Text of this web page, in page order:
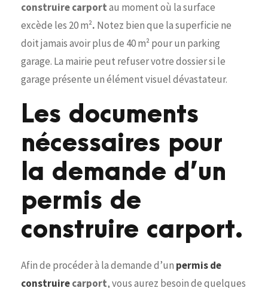
construire carportau moment où la surface
excède les 20 m². Notez bien que la superficie ne
doit jamais avoir plus de 40 m² pour un parking
garage. La mairie peut refuser votre dossier si le
garage présente un élément visuel dévastateur.
Les documents
nécessaires pour
la demande d’un
permis de
construire carport.
Afin de procéder à la demande d’un permis de
construirecarport, vous aurez besoin de quelques